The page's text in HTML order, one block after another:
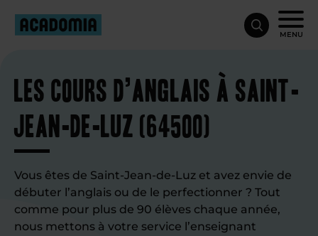
MENU
Les cours d’anglais à Saint-
Jean-de-Luz (64500)
Vous êtes de Saint-Jean-de-Luz et avez envie de
débuter l’anglais ou de le perfectionner ? Tout
comme pour plus de 90 élèves chaque année,
nous mettons à votre service l’enseignant